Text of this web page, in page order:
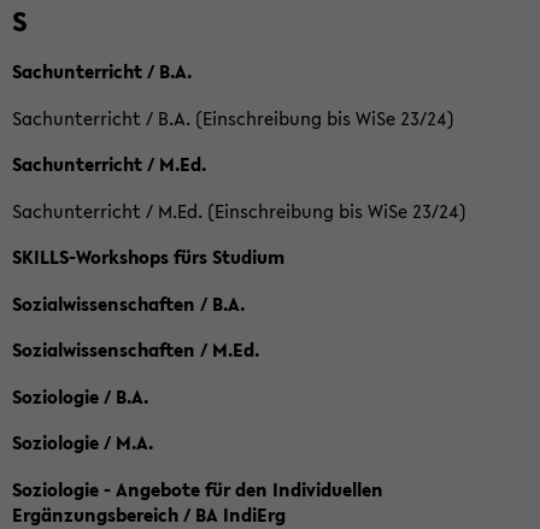
S
Sachunterricht / B.A.
Sachunterricht / B.A. (Einschreibung bis WiSe 23/24)
Sachunterricht / M.Ed.
Sachunterricht / M.Ed. (Einschreibung bis WiSe 23/24)
SKILLS-Workshops fürs Studium
Sozialwissenschaften / B.A.
Sozialwissenschaften / M.Ed.
Soziologie / B.A.
Soziologie / M.A.
Soziologie - Angebote für den Individuellen
Ergänzungsbereich / BA IndiErg